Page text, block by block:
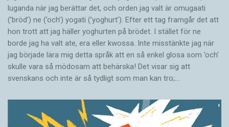
luganda när jag berättar det, och orden jag valt är omugaati
(’bröd’) ne (’och’) yogati (’yoghurt’). Efter ett tag framgår det att
hon trott att jag häller yoghurten på brödet. I stället för ne
borde jag ha valt ate, era eller kwossa. Inte misstänkte jag när
jag började lära mig detta språk att en så enkel glosa som ’och’
skulle vara så mödosam att behärska! Det visar sig att
svenskans och inte är så tydligt som man kan tro;…